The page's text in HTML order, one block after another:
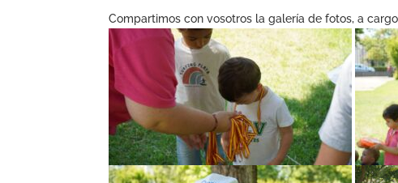
Compartimos con vosotros la galería de fotos, a